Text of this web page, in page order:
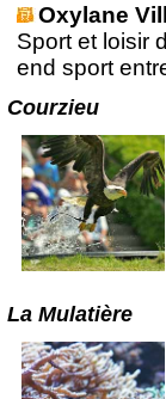
Oxylane
Sport et loisir
end sport
Courzieu
La Mulatière